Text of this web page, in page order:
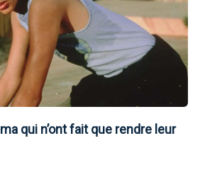
qui n’ont fait que rendre leur